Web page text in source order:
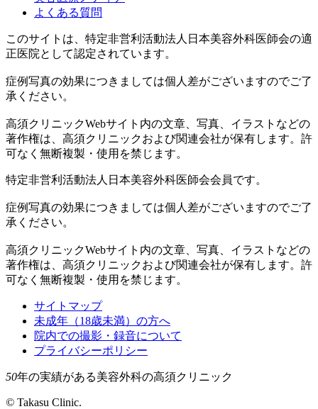
よくある質問
このサイトは、特定非営利活動法人日本美容外科医師会の適
正医院として認定されています。
症例写真の効果につきましては個人差がございますのでご了
承ください。
高須クリニックWebサイト内の文章、写真、イラストなどの
著作権は、高須クリニックおよび関連会社が保有します。許
可なく無断複製・使用を禁じます。
特定非営利活動法人日本美容外科医師会会員です。
症例写真の効果につきましては個人差がございますのでご了
承ください。
高須クリニックWebサイト内の文章、写真、イラストなどの
著作権は、高須クリニックおよび関連会社が保有します。許
可なく無断複製・使用を禁じます。
サイトマップ
未成年（18歳未満）の方へ
院内での撮影・録音について
プライバシーポリシー
50年の実績がある美容外科の高須クリニック
© Takasu Clinic.